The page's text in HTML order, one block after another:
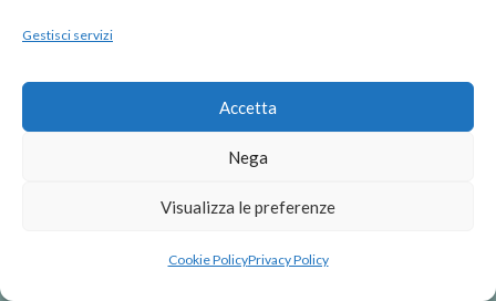
Gestisci servizi
Accetta
Nega
Visualizza le preferenze
Cookie PolicyPrivacy Policy
Privacy Policy